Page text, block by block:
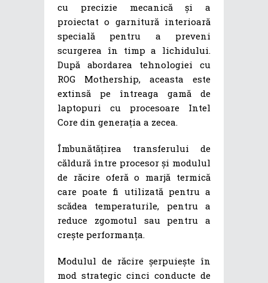
cu precizie mecanică și a
proiectat o garnitură interioară
specială pentru a preveni
scurgerea în timp a lichidului.
După abordarea tehnologiei cu
ROG Mothership, aceasta este
extinsă pe întreaga gamă de
laptopuri cu procesoare Intel
Core din generația a zecea.
Îmbunătățirea transferului de
căldură între procesor și modulul
de răcire oferă o marjă termică
care poate fi utilizată pentru a
scădea temperaturile, pentru a
reduce zgomotul sau pentru a
crește performanța.
Modulul de răcire șerpuiește în
mod strategic cinci conducte de